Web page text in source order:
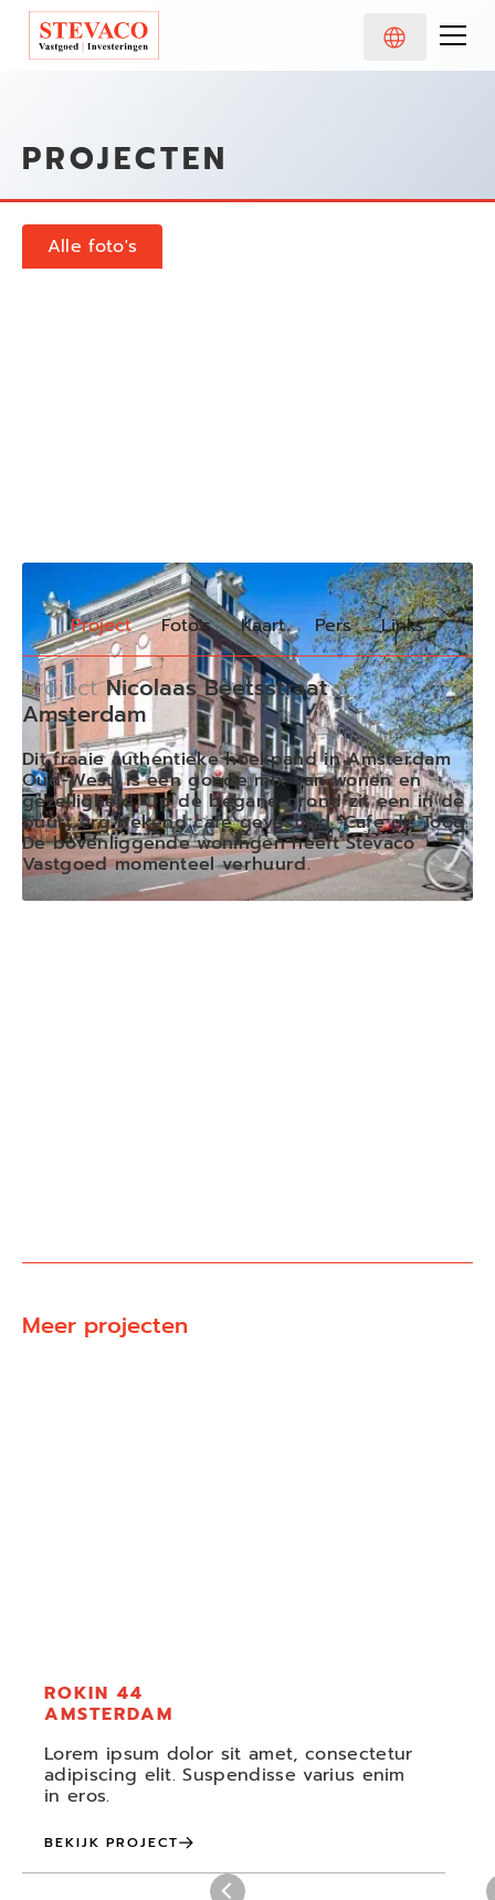
PROJECTEN
Alle foto's
Project Foto's Kaart Pers Links
Project Nicolaas Beetsstraat
Amsterdam
Dit fraaie authentieke hoekpand in Amsterdam
Oud-West, is een goede mix van wonen en
gezelligheid. Op de begane grond zit een in de
buurt erg bekend cafe gevestigd, Cafe de Toog.
De bovenliggende woningen heeft Stevaco
Vastgoed momenteel verhuurd.
Meer projecten
ROKIN 44
AMSTERDAM
Lorem ipsum dolor sit amet, consectetur
adipiscing elit. Suspendisse varius enim
in eros.
BEKIJK PROJECT